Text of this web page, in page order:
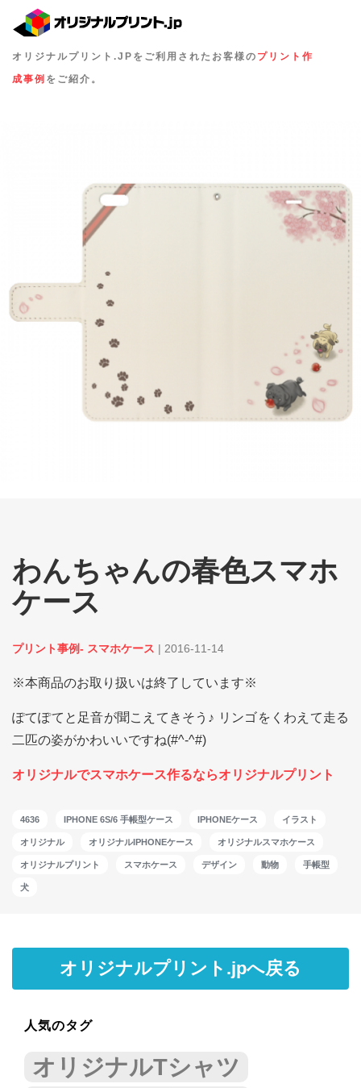
オリジナルプリント.JPをご利用されたお客様の プリント作
成事例 をご紹介。
わんちゃんの春色スマホ
ケース
プリント事例- スマホケース | 2016-11-14
※本商品のお取り扱いは終了しています※
ぽてぽてと足音が聞こえてきそう♪ リンゴをくわえて走る
二匹の姿がかわいいですね(#^-^#)
オリジナルでスマホケース作るならオリジナルプリント
4636 IPHONE 6S/6 手帳型ケース IPHONEケース イラスト
オリジナル オリジナルIPHONEケース オリジナルスマホケース
オリジナルプリント スマホケース デザイン 動物 手帳型
犬
オリジナルプリント.jpへ戻る
人気のタグ
オリジナルTシャツ